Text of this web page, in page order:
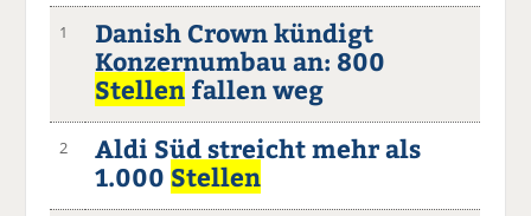
1
Danish Crown kündigt
Konzernumbau an: 800
Stellen fallen weg
2
Aldi Süd streicht mehr als
1.000 Stellen